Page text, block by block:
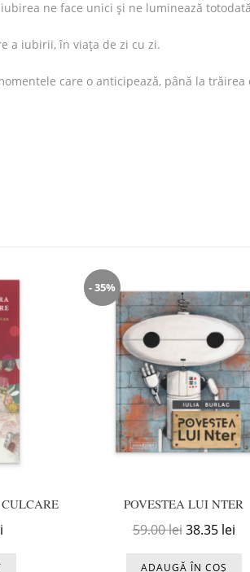
ne face unici și ne luminează
a iubirii, în viața de zi cu zi.
care o anticipează, până la trăirea
a fost: 51.00 lei.
Prețul curent este: 33.15 lei.
- 35%
POVESTEA LUI NTER
59.00lei Prețul
38.35 lei
ADAUGĂ ÎN COȘ